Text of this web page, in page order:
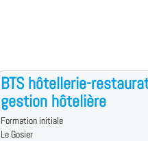
BTS hôtellerie-
gestion hôtelière
Formation initiale
Le Gosier